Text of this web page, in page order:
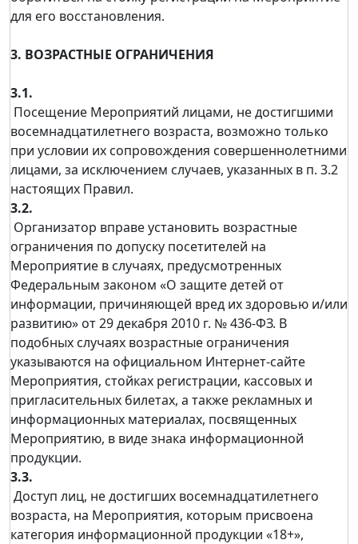
для его восстановления.
3. ВОЗРАСТНЫЕ ОГРАНИЧЕНИЯ
3.1.
Посещение Мероприятий лицами, не достигшими
восемнадцатилетнего возраста, возможно только
при условии их сопровождения совершеннолетними
лицами, за исключением случаев, указанных в п. 3.2
настоящих Правил.
3.2.
Организатор вправе установить возрастные
ограничения по допуску посетителей на
Мероприятие в случаях, предусмотренных
Федеральным законом «О защите детей от
информации, причиняющей вред их здоровью и/или
развитию» от 29 декабря 2010 г. № 436-ФЗ. В
подобных случаях возрастные ограничения
указываются на официальном Интернет-сайте
Мероприятия, стойках регистрации, кассовых и
пригласительных билетах, а также рекламных и
информационных материалах, посвященных
Мероприятию, в виде знака информационной
продукции.
3.3.
Доступ лиц, не достигших восемнадцатилетнего
возраста, на Мероприятия, которым присвоена
категория информационной продукции «18+»,